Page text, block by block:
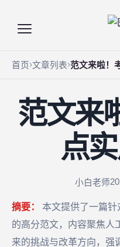
首页 文章列表 范文来啦！
范文来
点实
小白老师
摘要：
本文提供了一篇
的高分范文，内容聚焦人
来的挑战与改革方向，强